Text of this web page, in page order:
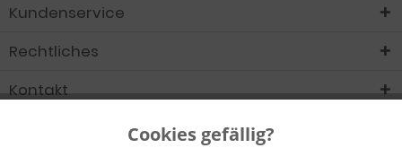
Kundenservice
Rechtliches
Kontakt
Cookies gefällig?